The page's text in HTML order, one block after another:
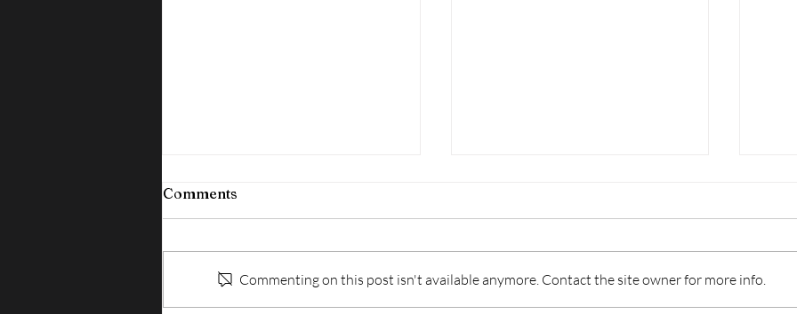
Comments
Commenting on this post isn't available anymore. Contact the site owner for more info.